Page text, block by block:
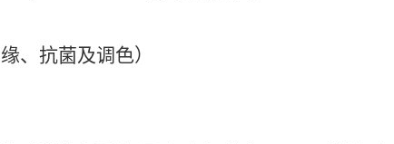
、抗菌及调色）